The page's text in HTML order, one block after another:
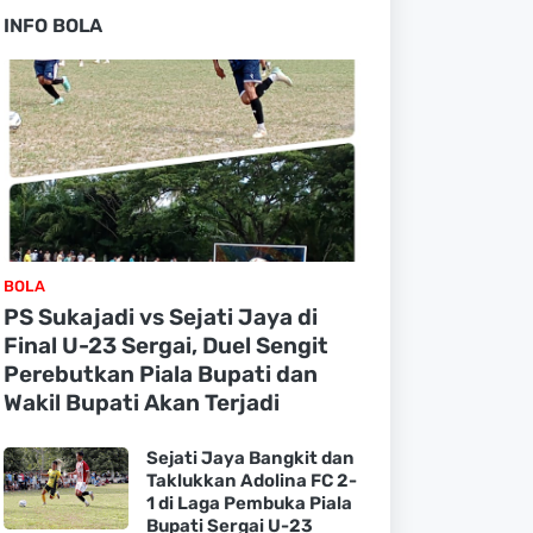
INFO BOLA
BOLA
PS Sukajadi vs Sejati Jaya di
Final U-23 Sergai, Duel Sengit
Perebutkan Piala Bupati dan
Wakil Bupati Akan Terjadi
Sejati Jaya Bangkit dan
Taklukkan Adolina FC 2-
1 di Laga Pembuka Piala
Bupati Sergai U-23